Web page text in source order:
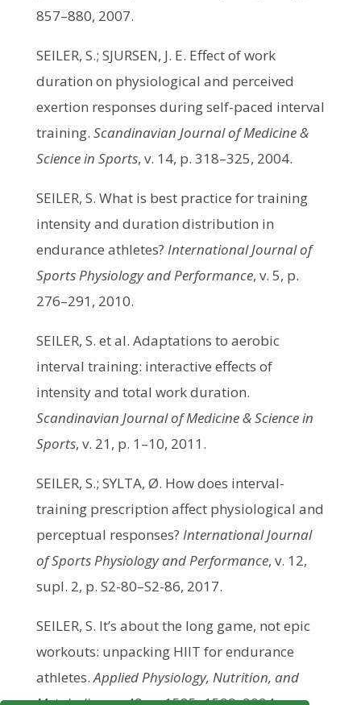
857–880, 2007.
SEILER, S.; SJURSEN, J. E. Effect of work
duration on physiological and perceived
exertion responses during self-paced interval
training. Scandinavian Journal of Medicine &
Science in Sports, v. 14, p. 318–325, 2004.
SEILER, S. What is best practice for training
intensity and duration distribution in
endurance athletes? International Journal of
Sports Physiology and Performance, v. 5, p.
276–291, 2010.
SEILER, S. et al. Adaptations to aerobic
interval training: interactive effects of
intensity and total work duration.
Scandinavian Journal of Medicine & Science in
Sports, v. 21, p. 1–10, 2011.
SEILER, S.; SYLTA, Ø. How does interval-
training prescription affect physiological and
perceptual responses? International Journal
of Sports Physiology and Performance, v. 12,
supl. 2, p. S2-80–S2-86, 2017.
SEILER, S. It’s about the long game, not epic
workouts: unpacking HIIT for endurance
athletes.Applied Physiology, Nutrition, and